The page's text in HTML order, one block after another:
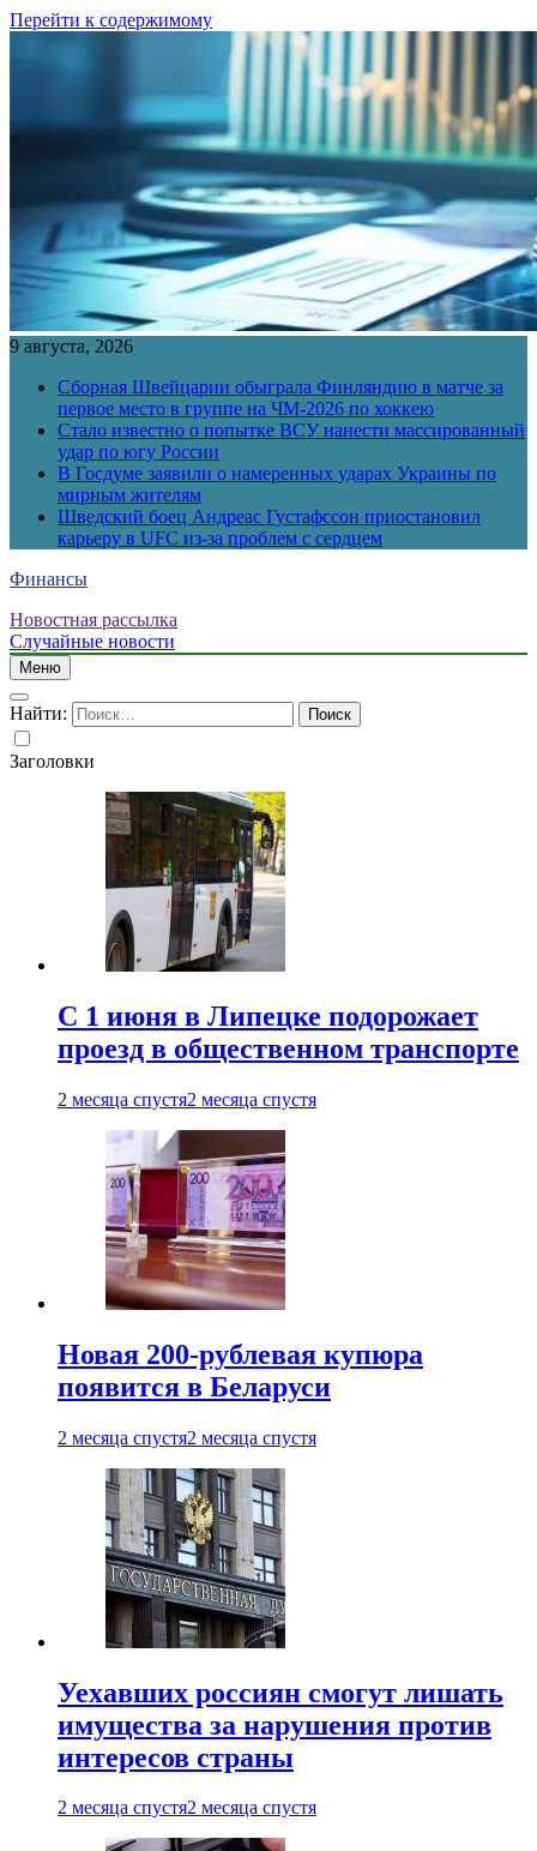
Перейти к содержимому
9 августа, 2026
Сборная Швейцарии обыграла Финляндию в матче за
первое место в группе на ЧМ-2026 по хоккею
Стало известно о попытке ВСУ нанести массированный
удар по югу России
В Госдуме заявили о намеренных ударах Украины по
мирным жителям
Шведский боец Андреас Густафссон приостановил
карьеру в UFC из-за проблем с сердцем
Финансы
Новостная рассылка
Случайные новости
Меню
Найти:
Заголовки
С 1 июня в Липецке подорожает
проезд в общественном транспорте
2 месяца спустя2 месяца спустя
Новая 200-рублевая купюра
появится в Беларуси
2 месяца спустя2 месяца спустя
Уехавших россиян смогут лишать
имущества за нарушения против
интересов страны
2 месяца спустя2 месяца спустя